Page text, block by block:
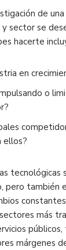
de
sector se
hacerte
en
o
ellos?
tecnológicas
pero también
más
márgenes